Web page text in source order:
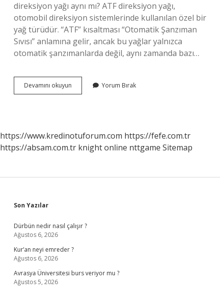
direksiyon yağı aynı mı? ATF direksiyon yağı,
otomobil direksiyon sistemlerinde kullanılan özel bir
yağ türüdür. “ATF” kısaltması “Otomatik Şanzıman
Sıvısı” anlamına gelir, ancak bu yağlar yalnızca
otomatik şanzımanlarda değil, aynı zamanda bazı…
Devamını okuyun Transmisyon
Yağı
Yorum Bırak
https://www.kredinotuforum.com https://fefe.com.tr
https://absam.com.tr knight online nttgame Sitemap
Sidebar
Son Yazılar
Dürbün nedir nasıl çalışır ?
Ağustos 6, 2026
Kur’an neyi emreder ?
Ağustos 6, 2026
Avrasya Üniversitesi burs veriyor mu ?
Ağustos 5, 2026